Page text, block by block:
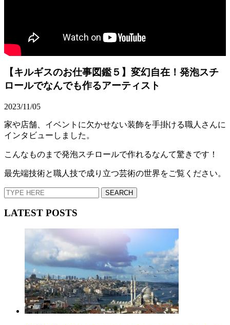
【キルギスのお仕事図鑑５】変幻自在！発泡スチ
ロールでなんでも作るアーティスト
2023/11/05
家や店舗、イベントに欠かせない装飾を手掛ける職人さんに
インタビューしました。
こんなものまで発泡スチロールで作れるなんて驚きです！
最先端技術と職人技で成り立つ芸術の世界をご覧ください。
LATEST POSTS